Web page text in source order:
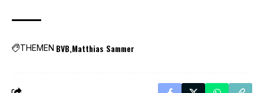
THEMEN BVB Matthias Sammer